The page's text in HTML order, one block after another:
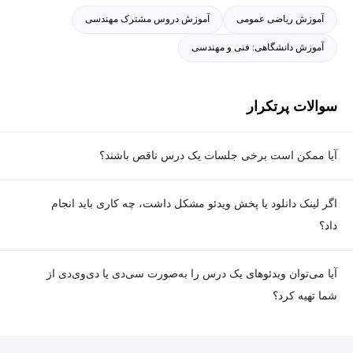
آموزش ریاضی عمومی آموزش دروس مشترک مهندسی
آموزش دانشگاهی: فنی و مهندسی
سوالات پرتکرار
آیا ممکن است برخی جلسات یک درس ناقص باشند؟
اگر لینک دانلود یا پخش ویدئو مشکل داشت، چه کاری باید انجام
داد؟
آیا می‌توان ویدئوهای یک درس را به‌صورت سی‌دی یا دی‌وی‌دی از
شما تهیه کرد؟